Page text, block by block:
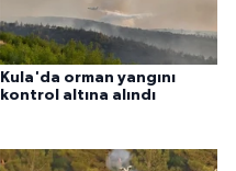
Kula'da orman yangını
kontrol altına alındı